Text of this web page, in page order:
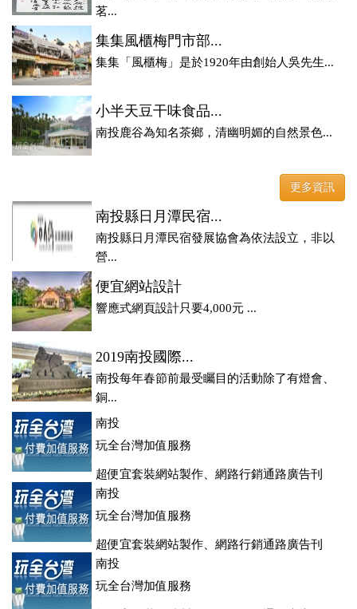
茗...
集集風櫃梅門市部...
集集「風櫃梅」是於1920年由創始人吳先生...
小半天豆干味食品...
南投鹿谷為知名茶鄉，清幽明媚的自然景色...
更多資訊
南投縣日月潭民宿...
南投縣日月潭民宿發展協會為依法設立，非以
營...
便宜網站設計
響應式網頁設計只要4,000元 ...
2019南投國際...
南投每年春節前最受矚目的活動除了有燈會、
銅...
南投
玩全台灣加值服務
超便宜套裝網站製作、網路行銷通路廣告刊
登、訂房系統、客房委託旅行社銷售，全面優惠中....
南投
玩全台灣加值服務
超便宜套裝網站製作、網路行銷通路廣告刊
登、訂房系統、客房委託旅行社銷售，全面優惠中....
南投
玩全台灣加值服務